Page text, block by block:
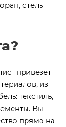
отель
привезет
из
текстиль,
Вы
прямо на